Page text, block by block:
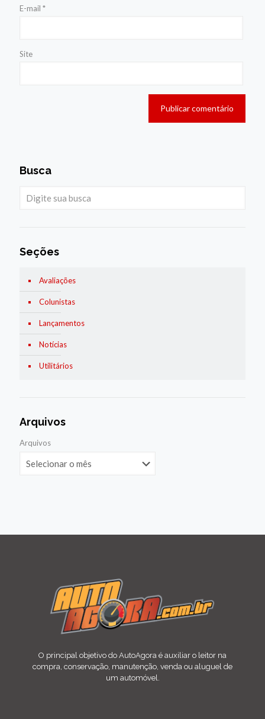
E-mail *
Site
Busca
Seções
Avaliações
Colunistas
Lançamentos
Notícias
Utilitários
Arquivos
Arquivos
O principal objetivo do AutoAgora é auxiliar o leitor na
compra, conservação, manutenção, venda ou aluguel de
um automóvel.